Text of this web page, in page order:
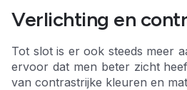
Verlichting en
Tot slot is er ook steeds meer
ervoor dat men beter zicht
van contrastrijke kleuren en